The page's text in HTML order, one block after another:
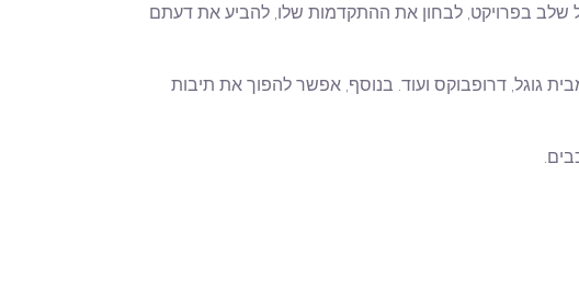
שלב בפרויקט, לבחון את ההתקדמות שלו, להביע את דעתם
גוגל, דרופבוקס ועוד. בנוסף, אפשר להפוך את תיבות